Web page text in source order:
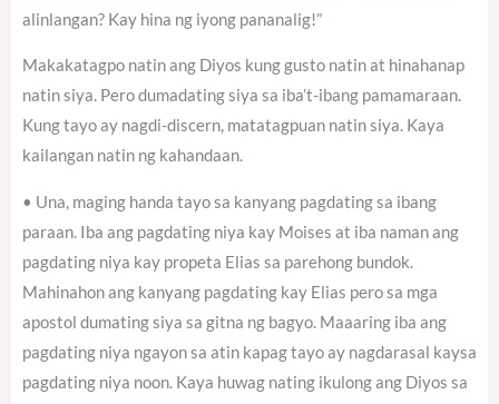
alinlangan? Kay hina ng iyong pananalig!”
Makakatagpo natin ang Diyos kung gusto natin at hinahanap
natin siya. Pero dumadating siya sa iba’t-ibang pamamaraan.
Kung tayo ay nagdi-discern, matatagpuan natin siya. Kaya
kailangan natin ng kahandaan.
• Una, maging handa tayo sa kanyang pagdating sa ibang
paraan. Iba ang pagdating niya kay Moises at iba naman ang
pagdating niya kay propeta Elias sa parehong bundok.
Mahinahon ang kanyang pagdating kay Elias pero sa mga
apostol dumating siya sa gitna ng bagyo. Maaaring iba ang
pagdating niya ngayon sa atin kapag tayo ay nagdarasal kaysa
pagdating niya noon. Kaya huwag nating ikulong ang Diyos sa